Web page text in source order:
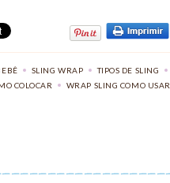
Compartilhe
no
Google+
(abre
Clique
compartilhar
no
Clique
SLING WRAP TIPOS DE SLING
COLOCAR WRAP SLING COMO USAR